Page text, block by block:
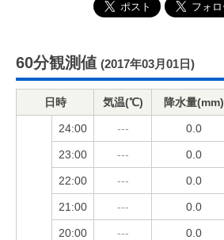
60分観測値 (2017年03月01日)
日時 気温(℃) 降水量(mm)
24:00 --- 0.0
23:00 --- 0.0
22:00 --- 0.0
21:00 --- 0.0
20:00 --- 0.0